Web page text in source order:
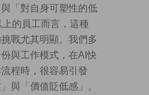
與「對自身可塑性的低
的員工而言，這種
挑戰尤其明顯。我們多
與工作模式，在AI快
程時，很容易引發
與「價值貶低感」。